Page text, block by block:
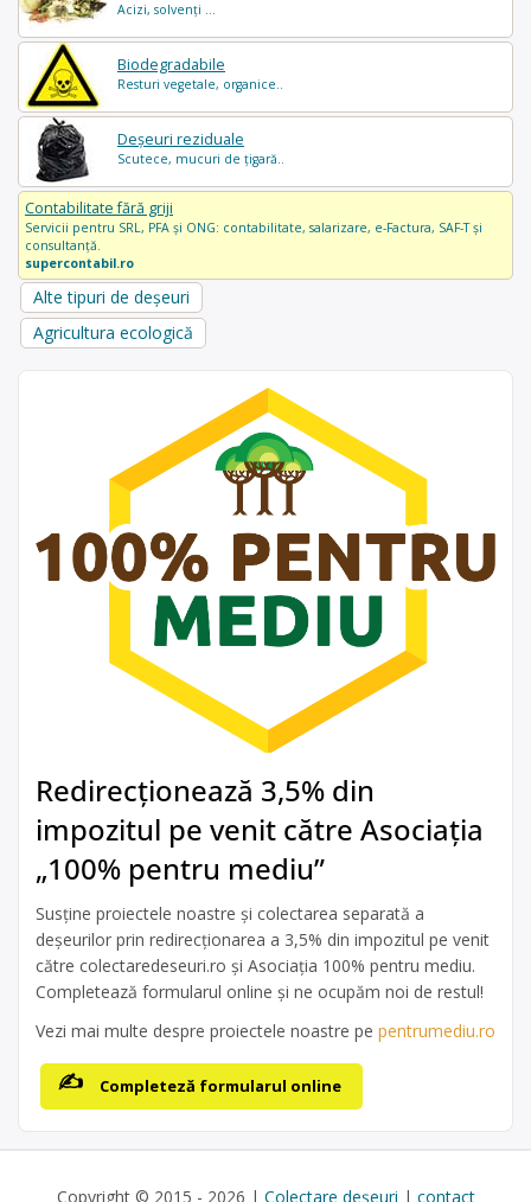
Acizi, solvenți ...
Biodegradabile
Resturi vegetale, organice..
Deșeuri reziduale
Scutece, mucuri de țigară..
Contabilitate fără griji
Servicii pentru SRL, PFA și ONG: contabilitate, salarizare, e-Factura, SAF-T și
consultanță.
supercontabil.ro
Alte tipuri de deșeuri
Agricultura ecologică
Redirecționează 3,5% din
impozitul pe venit către Asociația
„100% pentru mediu”
Susține proiectele noastre și colectarea separată a
deșeurilor prin redirecționarea a 3,5% din impozitul pe venit
către colectaredeseuri.ro și Asociația 100% pentru mediu.
Completează formularul online și ne ocupăm noi de restul!
Vezi mai multe despre proiectele noastre pe pentrumediu.ro
Completeză formularul online
Copyright © 2015 - 2026 | Colectare deșeuri | contact